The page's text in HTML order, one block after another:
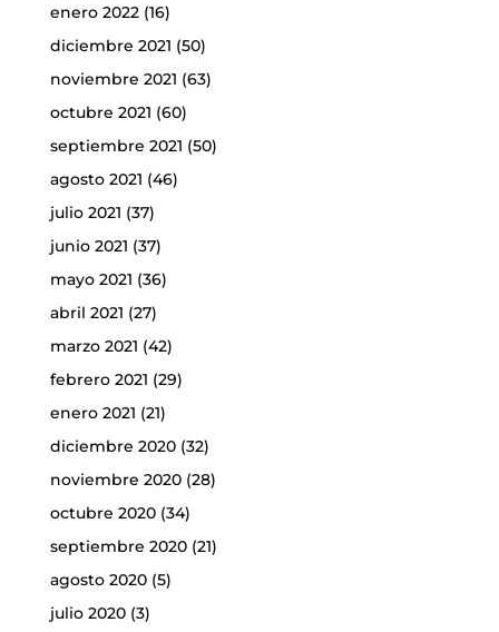
enero 2022(16)
diciembre 2021 (50)
noviembre 2021 (63)
octubre 2021 (60)
septiembre 2021 (50)
agosto 2021 (46)
julio 2021 (37)
junio 2021 (37)
mayo 2021 (36)
abril 2021 (27)
marzo 2021 (42)
febrero 2021 (29)
enero 2021 (21)
diciembre 2020(32)
noviembre 2020(28)
octubre 2020(34)
septiembre 2020(21)
agosto 2020(5)
julio 2020(3)